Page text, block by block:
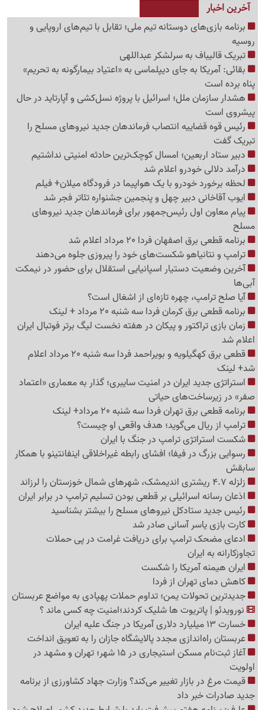
آخرین اخبار
برنامه بازی‌های دوستانه تیم ملی؛ تقابل با تیم‌های اروپایی و
روسیه
تبریک قالیباف به سرلشکر عبداللهی
بقائی: آمریکا به جای دیپلماسی به «اعتیاد بیمارگونه به تحریم»
پناه برده است
هشدار سازمان ملل؛ اسرائیل با پروژه نسل‌کشی و آپارتاید در حال
پیشروی است
رئیس قوه قضاییه انتصاب فرماندهان جدید نیروهای مسلح را
تبریک گفت
دبیر ستاد اربعین؛ امسال کوچک‌ترین حادثه امنیتی نداشتیم
درآمد دلالی خودرو اعلام شد
لحظه برخورد خودرو با یک هواپیما در فرودگاه میلان+ فیلم
ایوب آقاخانی دبیر چهل و پنجمین جشنواره تئاتر فجر شد
پیام معاون اول رئیس‌جمهور برای فرماندهان جدید نیروهای
مسلح
برنامه قطعی برق اصفهان فردا 20 مرداد اعلام شد
ترامپ و نتانیاهو شکست‌های خود را پیروزی جلوه می‌دهند
آخرین وضعیت دستیار اسپانیایی استقلال برای حضور در نیمکت
آبی‌ها
آیا صلح ترامپ، چهره تازه‌ای از اشغال است؟
برنامه قطعی برق کرمان فردا سه شنبه 20 مرداد + لینک
زمان بازی تراکتور و پیکان در هفته نخست لیگ برتر فوتبال ایران
اعلام شد
قطعی برق کهگیلویه و بویراحمد فردا سه شنبه 20 مرداد اعلام
شد+ لینک
استراتژی جدید ایران در امنیت سایبری؛ گذار به معماری «اعتماد
صفر» در زیرساخت‌های حیاتی
برنامه قطعی برق تهران فردا سه شنبه 20 مرداد+ لینک
ترامپ از ریال می‌گوید؛ هدف واقعی او چیست؟
شکست استراتژی ترامپ در جنگ با ایران
رسوایی بزرگ در فیفا؛ افشای رابطه غیراخلاقی اینفانتینو با همکار
سابقش
زلزله 4.7 ریشتری اندیمشک، شهرهای شمال خوزستان را لرزاند
اذعان رسانه اسرائیلی بر قطعی بودن تسلیم ترامپ در برابر ایران
رئیس جدید ستادکل نیروهای مسلح را بیشتر بشناسید
کارت بازی یاسر آسانی صادر شد
ادعای مضحک ترامپ برای دریافت غرامت در پی حملات
تجاوزکارانه به ایران
ایران هیمنه آمریکا را شکست
کاهش دمای تهران از فردا
جدیدترین تحولات یمن؛ تداوم حملات پهپادی به مواضع عربستان
نورویدئو | پاتریوت ها شلیک کردند؛امنیت چه کسی ماند ؟
خسارت 13 میلیارد دلاری آمریکا در جنگ علیه ایران
عربستان راه‌اندازی مجدد پالایشگاه جازان را به تعویق انداخت
آغاز ثبت‌نام مسکن استیجاری در 15 شهر؛ تهران و مشهد در
اولویت
قیمت مرغ در بازار تغییر می‌کند؟ وزارت جهاد کشاورزی از برنامه
جدید صادرات خبر داد